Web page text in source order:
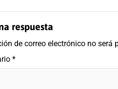
respuesta
de correo electrónico no será
*